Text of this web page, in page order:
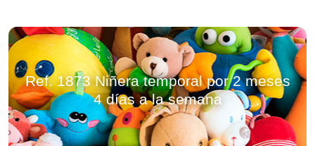
Ref. 1873 Niñera temporal por 2 meses
4 días a la semana